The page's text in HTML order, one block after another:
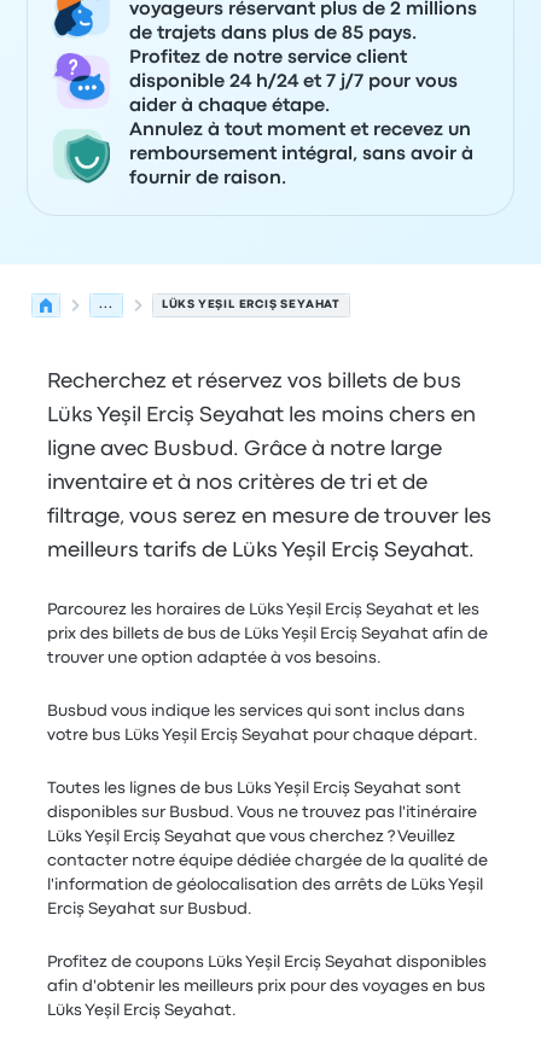
voyageurs réservant plus de 2 millions
de trajets dans plus de 85 pays.
Profitez de notre service client
disponible 24 h/24 et 7 j/7 pour vous
aider à chaque étape.
Annulez à tout moment et recevez un
remboursement intégral, sans avoir à
fournir de raison.
... LÜKS YEŞIL ERCIŞ SEYAHAT
Recherchez et réservez vos billets de bus
Lüks Yeşil Erciş Seyahat les moins chers en
ligne avec Busbud. Grâce à notre large
inventaire et à nos critères de tri et de
filtrage, vous serez en mesure de trouver les
meilleurs tarifs de Lüks Yeşil Erciş Seyahat.
Parcourez les horaires de Lüks Yeşil Erciş Seyahat et les
prix des billets de bus de Lüks Yeşil Erciş Seyahat afin de
trouver une option adaptée à vos besoins.
Busbud vous indique les services qui sont inclus dans
votre bus Lüks Yeşil Erciş Seyahat pour chaque départ.
Toutes les lignes de bus Lüks Yeşil Erciş Seyahat sont
disponibles sur Busbud. Vous ne trouvez pas l'itinéraire
Lüks Yeşil Erciş Seyahat que vous cherchez ? Veuillez
contacter notre équipe dédiée chargée de la qualité de
l'information de géolocalisation des arrêts de Lüks Yeşil
Erciş Seyahat sur Busbud.
Profitez de coupons Lüks Yeşil Erciş Seyahat disponibles
afin d'obtenir les meilleurs prix pour des voyages en bus
Lüks Yeşil Erciş Seyahat.